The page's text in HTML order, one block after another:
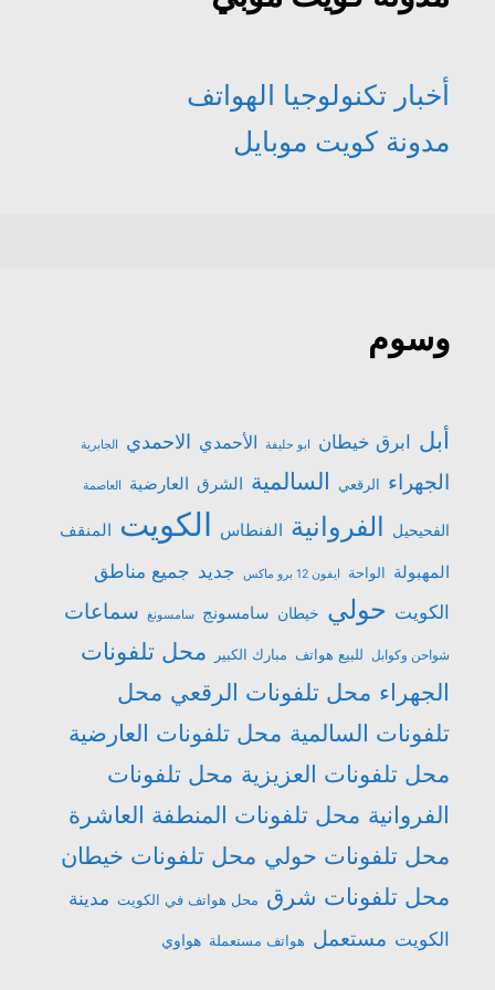
أخبار تكنولوجيا الهواتف
مدونة كويت موبايل
وسوم
أبل ابرق خيطان ابو حليفة الأحمدي الاحمدي الجابرية
الجهراء الرقعي السالمية الشرق العارضية العاصمة
الفحيحيل الفروانية الفنطاس الكويت المنقف
المهبولة الواحة ايفون 12 برو ماكس جديد جميع مناطق
الكويت حولي خيطان سامسونج سامسونغ سماعات
شواحن وكوابل للبيع هواتف مبارك الكبير
محل تلفونات
الجهراء محل تلفونات الرقعي محل
تلفونات السالمية محل تلفونات العارضية
محل تلفونات العزيزية محل تلفونات
الفروانية محل تلفونات المنطفة العاشرة
محل تلفونات حولي محل تلفونات خيطان
محل تلفونات شرق محل هواتف في الكويت مدينة
الكويت مستعمل هواتف مستعملة هواوي